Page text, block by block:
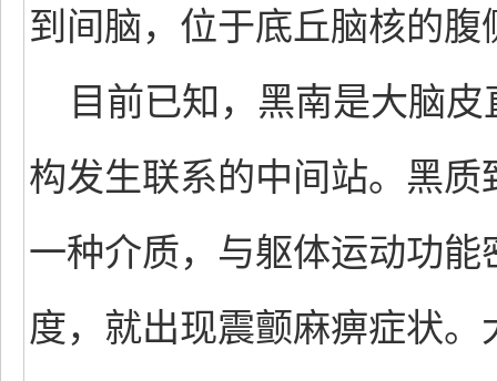
到间脑，位于底丘脑核的
目前已知，黑南是大脑皮
构发生联系的中间站。黑
一种介质，与躯体运动功
度，就出现震颤麻痹症状